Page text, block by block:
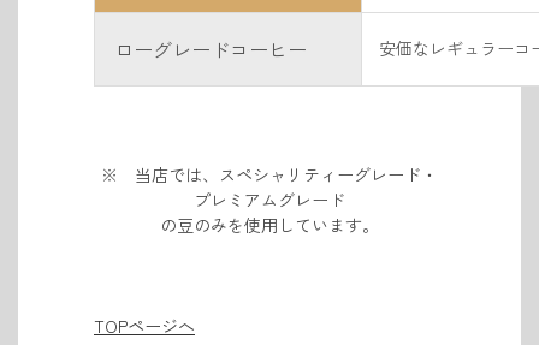
ローグレードコーヒー 安価なレギュラーコ
※ 当店では、スペシャリティーグレード・
プレミアムグレード
の豆のみを使用しています。
TOPページへ